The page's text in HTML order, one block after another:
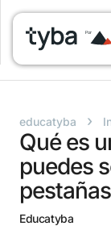
educatyba ›
Qué es
puedes
Educatyba